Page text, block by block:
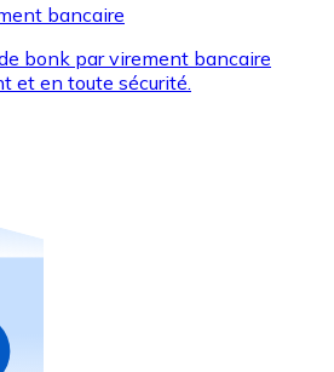
Visa et Mastercard pour acheter
cadeaux de vos marques
de cartes-cadeaux
bancaire
bonk par virement bancaire
et en toute sécurité.